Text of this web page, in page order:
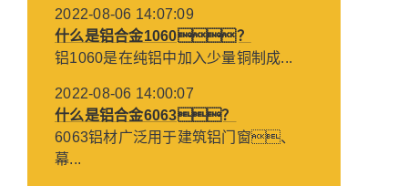
2022-08-06 14:07:09
什么是铝合金1060？
铝1060是在纯铝中加入少量铜制成...
2022-08-06 14:00:07
什么是铝合金6063？
6063铝材广泛用于建筑铝门窗、
幕...